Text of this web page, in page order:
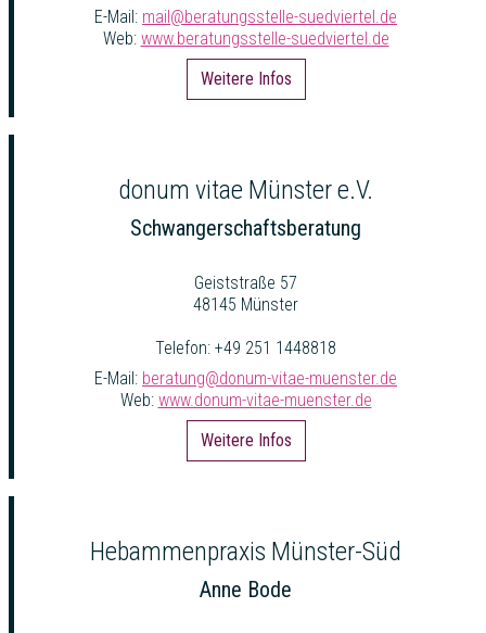
E-Mail: mail@beratungsstelle-suedviertel.de
Web: www.beratungsstelle-suedviertel.de
Weitere Infos
donum vitae Münster e.V.
Schwangerschaftsberatung
Geiststraße 57
48145 Münster
Telefon: +49 251 1448818
E-Mail: beratung@donum-vitae-muenster.de
Web: www.donum-vitae-muenster.de
Weitere Infos
Hebammenpraxis Münster-Süd
Anne Bode